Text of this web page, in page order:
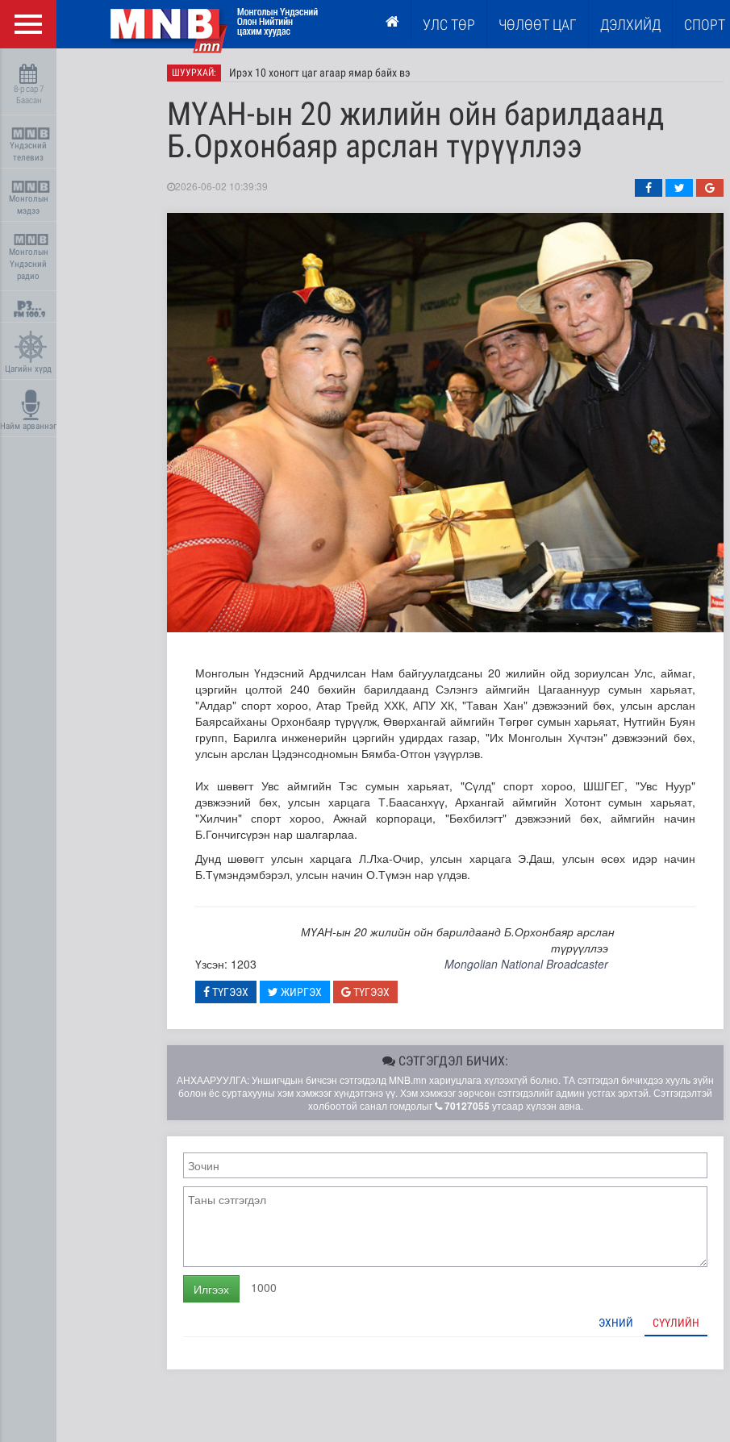
УЛС ТӨР ЧӨЛӨӨТ ЦАГ ДЭЛХИЙД СПОРТ
8-р сар 7
Баасан
Үндэсний
телевиз
Монголын
мэдээ
Монголын
Үндэсний
радио
Цагийн хүрд
Найм арваннэг
ШУУРХАЙ: Ирэх 10 хоногт цаг агаар ямар байх вэ
“Нүүрс пиролизийн үйлдвэр”-ийг төр, хувийн хэвшлийн түншлэлээр хэрэгжүүлэх тог..
Цэнхэр бүсэд гал түймэр гарсан үед хариу арга хэмжээний дадлага сургуулийг зох..
Ц.Сандаг-Очир: COP17 ба COP31 хурлын уялдаа нь Риогийн гурван конвенцын нэгдсэ..
МҮАН-ын 20 жилийн ойн барилдаанд
Б.Орхонбаяр арслан түрүүллээ
2026-06-02 10:39:39
Монголын Үндэсний Ардчилсан Нам байгуулагдсаны 20 жилийн ойд зориулсан Улс, аймаг,
цэргийн цолтой 240 бөхийн барилдаанд Сэлэнгэ аймгийн Цагааннуур сумын харьяат,
"Алдар" спорт хороо, Атар Трейд ХХК, АПУ ХК, "Таван Хан" дэвжээний бөх, улсын арслан
Баярсайханы Орхонбаяр түрүүлж, Өвөрхангай аймгийн Төгрөг сумын харьяат, Нутгийн Буян
групп, Барилга инженерийн цэргийн удирдах газар, "Их Монголын Хүчтэн" дэвжээний бөх,
улсын арслан Цэдэнсодномын Бямба-Отгон үзүүрлэв.
Их шөвөгт Увс аймгийн Тэс сумын харьяат, "Сүлд" спорт хороо, ШШГЕГ, "Увс Нуур"
дэвжээний бөх, улсын харцага Т.Баасанхүү, Архангай аймгийн Хотонт сумын харьяат,
"Хилчин" спорт хороо, Ажнай корпораци, "Бөхбилэгт" дэвжээний бөх, аймгийн начин
Б.Гончигсүрэн нар шалгарлаа.
Дунд шөвөгт улсын харцага Л.Лха-Очир, улсын харцага Э.Даш, улсын өсөх идэр начин
Б.Түмэндэмбэрэл, улсын начин О.Түмэн нар үлдэв.
МҮАН-ын 20 жилийн ойн барилдаанд Б.Орхонбаяр арслан
түрүүллээ
Үзсэн: 1203
Mongolian National Broadcaster
ТҮГЭЭХ ЖИРГЭХ ТҮГЭЭХ
СЭТГЭГДЭЛ БИЧИХ:
АНХААРУУЛГА: Уншигчдын бичсэн сэтгэгдэлд MNB.mn хариуцлага хүлээхгүй болно. ТА сэтгэгдэл бичихдээ хууль зүйн
болон ёс суртахууны хэм хэмжээг хүндэтгэнэ үү. Хэм хэмжээг зөрчсөн сэтгэгдэлийг админ устгах эрхтэй. Сэтгэгдэлтэй
холбоотой санал гомдолыг
70127055 утсаар хүлээн авна.
Илгээх 1000
ЭХНИЙ СҮҮЛИЙН